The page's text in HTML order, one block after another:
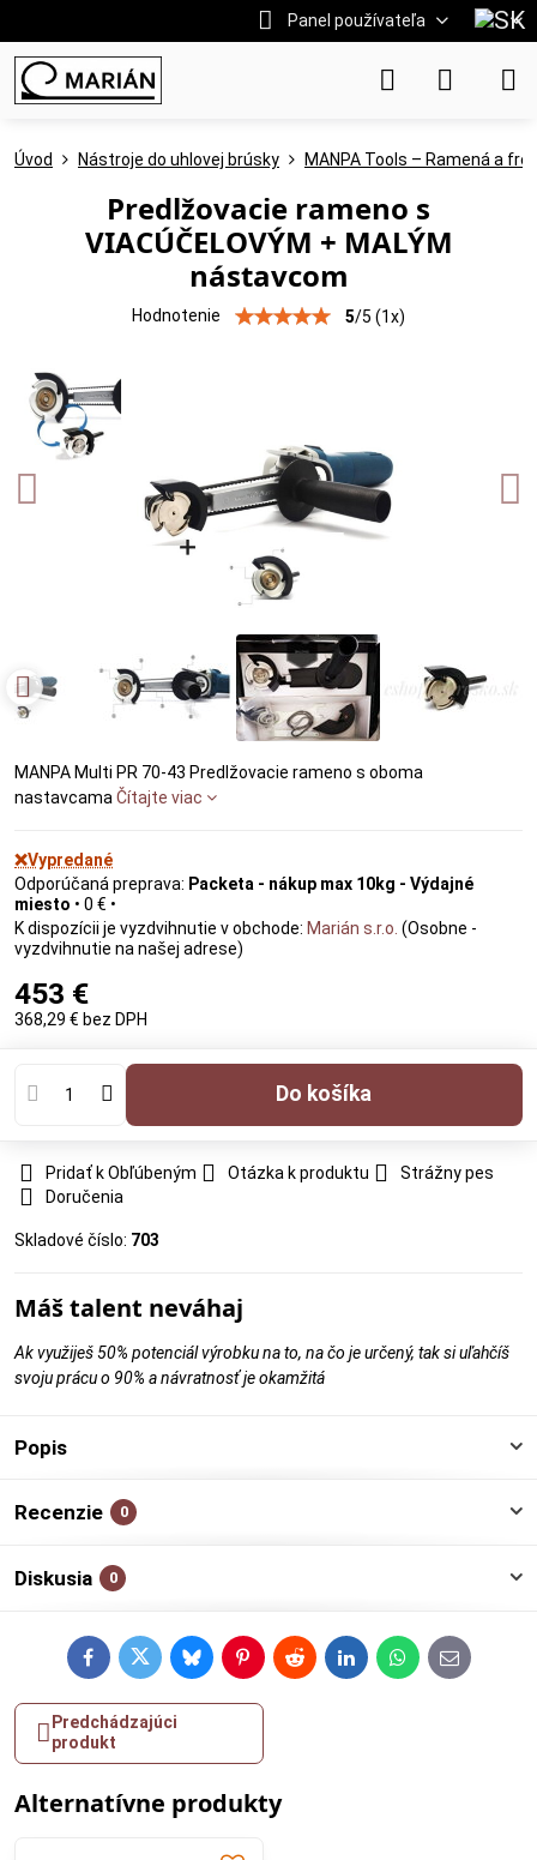
Panel používateľa
Úvod Nástroje do uhlovej brúsky MANPA Tools – Ramená a
Predlžovacie rameno s
VIACÚČELOVÝM + MALÝM
nástavcom
Hodnotenie 5/5 (1x)
MANPA Multi PR 70-43 Predlžovacie rameno s oboma
nastavcama Čítajte viac
❌Vypredané
Packeta - nákup max 10kg - Výdajné
miesto • 0 € •
Marián s.r.o. (Osobne -
vyzdvihnutie na našej adrese)
453 €
368,29 € bez DPH
Do košíka
Pridať k Obľúbeným Otázka k produktu
Strážny pes
Doručenia
Skladové číslo: 703
Máš talent neváhaj
Ak využiješ 50% potenciál výrobku na to, na čo je určený, tak si uľahčíš
svoju prácu o 90% a návratnosť je okamžitá
Popis
Recenzie 0
Diskusia 0
FacebookTwitterBlueskyPinterestRedditLinkedInWhatsApp
E-
mail
Predchádzajúci
produkt
Alternatívne produkty